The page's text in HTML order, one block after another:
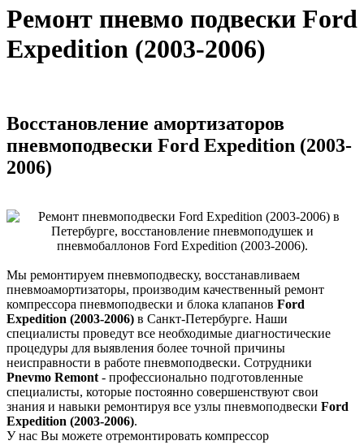
Ремонт пневмо подвески Ford
Expedition (2003-2006)
Восстановление амортизаторов
пневмоподвески Ford Expedition (2003-
2006)
Мы ремонтируем пневмоподвеску, восстанавливаем
пневмоамортизаторы, производим качественный ремонт
компрессора пневмоподвески и блока клапанов Ford
Expedition (2003-2006) в Санкт-Петербурге. Наши
специалисты проведут все необходимые диагностические
процедуры для выявления более точной причины
неисправности в работе пневмоподвески. Сотрудники
Pnevmo Remont - профессионально подготовленные
специалисты, которые постоянно совершенствуют свои
знания и навыки ремонтируя все узлы пневмоподвески Ford
Expedition (2003-2006).
У нас Вы можете отремонтировать компрессор